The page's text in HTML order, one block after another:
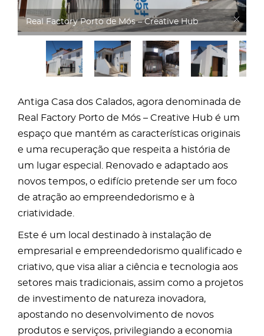
Real Factory
Antiga Casa dos Calados, agora denominada de
Real Factory Porto de Mós – Creative Hub é um
espaço que mantém as características originais
e uma recuperação que respeita a história de
um lugar especial. Renovado e adaptado aos
novos tempos, o edifício pretende ser um foco
de atração ao empreendedorismo e à
criatividade.
Este é um local destinado à instalação de
empresarial e empreendedorismo qualificado e
criativo, que visa aliar a ciência e tecnologia aos
setores mais tradicionais, assim como a projetos
de investimento de natureza inovadora,
apostando no desenvolvimento de novos
produtos e serviços, privilegiando a economia